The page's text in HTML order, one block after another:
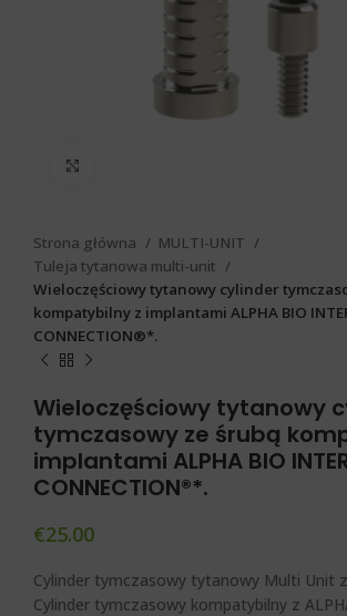
Strona główna
MULTI-UNIT
Tuleja tytanowa multi-unit
Wieloczęściowy tytanowy cylinder
kompatybilny z implantami ALPHA BIO
CONNECTION®*.
Wieloczęściowy tytanowy
tymczasowy ze śrubą
implantami ALPHA BIO
CONNECTION®*.
€25.00
Cylinder tymczasowy tytanowy Multi Unit
Cylinder tymczasowy kompatybilny z